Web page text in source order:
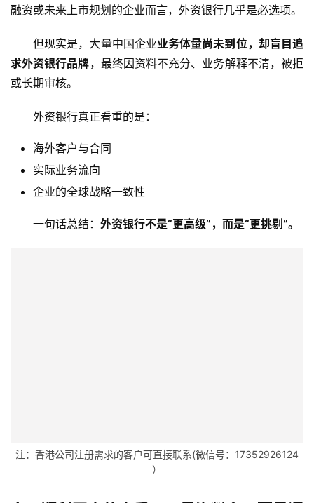
海
融资或未来上市规划的企业而言，外资银行几乎是必选项。
但现实是，大量中国企业业务体量尚未到位，却盲目追
求外资银行品牌，最终因资料不充分、业务解释不清，被拒
或长期审核。
外资银行真正看重的是：
海外客户与合同
实际业务流向
企业的全球战略一致性
一句话总结： 外资银行不是“更高级”，而是“更挑剔”。
注：香港公司注册需求的客户可直接联系(微信号：17352926124
）